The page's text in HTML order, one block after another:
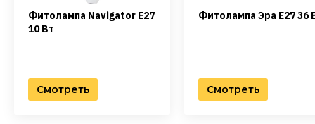
Фитолампа Navigator E27
10 Вт
Смотреть
Фитолампа Эра E27 36
Смотреть